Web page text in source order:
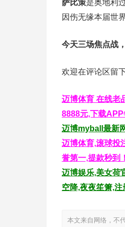
萨比策是奥地利
因伤无缘本届世
今天三场焦点战
欢迎在评论区留
迈博体育 在线老
8888元,下载
迈博myball最新
迈博体育,滚球投
誉第一,提款秒到！
迈博娱乐,美女荷
空降,夜夜笙箫,注
本文来自网络，不